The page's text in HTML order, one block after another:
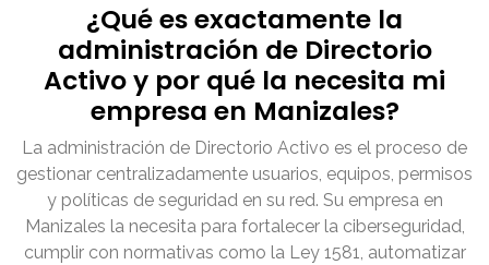
¿Qué es exactamente la
administración de Directorio
Activo y por qué la necesita mi
empresa en Manizales?
La administración de Directorio Activo es el proceso de
gestionar centralizadamente usuarios, equipos, permisos
y políticas de seguridad en su red. Su empresa en
Manizales la necesita para fortalecer la ciberseguridad,
cumplir con normativas como la Ley 1581, automatizar